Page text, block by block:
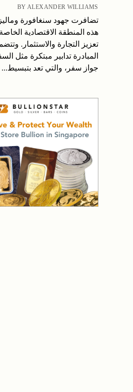
BY ALEXANDER WILLIAMS
تضافرت جهود سنغافورة
هذه المنطقة الاقتصادية
تعزيز التجارة والاستثمار.
المبادرة تدابير مبتكرة مثل
جواز سفر، والتي تعد بتبسيط...